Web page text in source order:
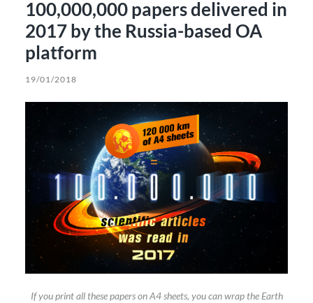
100,000,000 papers delivered in
2017 by the Russia-based OA
platform
19/01/2018
If you print all these papers on A4 sheets, you can wrap the Earth